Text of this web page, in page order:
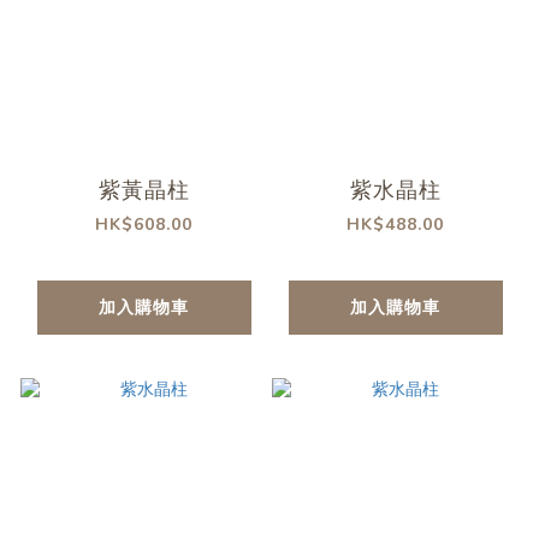
紫黃晶柱
HK$608.00
加入購物車
紫水晶柱
HK$488.00
加入購物車